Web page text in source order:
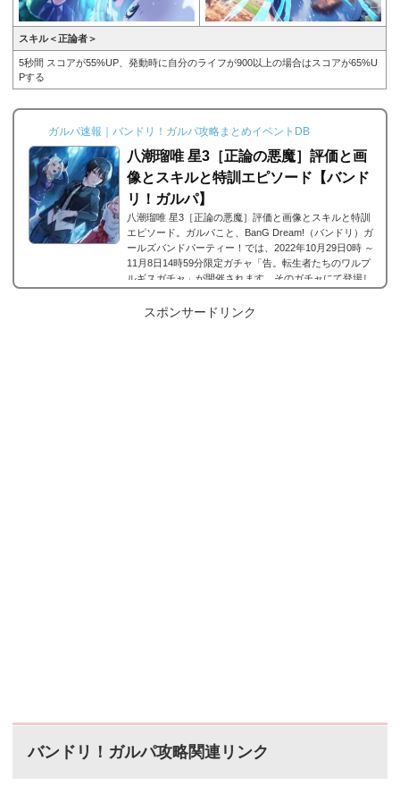
スキル＜正論者＞
5秒間 スコアが55%UP、発動時に自分のライフが900以上の場合はスコアが65%U
Pする
ガルパ速報｜バンドリ！ガルパ攻略まとめイベントDB
八潮瑠唯 星3［正論の悪魔］評価と画
像とスキルと特訓エピソード【バンド
リ！ガルパ】
八潮瑠唯 星3［正論の悪魔］評価と画像とスキルと特訓
エピソード。ガルパこと、BanG Dream!（バンドリ）ガ
ールズバンドパーティー！では、2022年10月29日0時 ～
11月8日14時59分限定ガチャ「告。転生者たちのワルプ
ルギスガチャ」が開催されます。そのガチャにて登場し
八潮瑠唯の星3、八潮瑠唯 星3［正論の悪魔］が登場。今
スポンサードリンク
バンドリ！ガルパ攻略関連リンク